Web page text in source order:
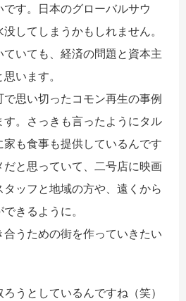
す。日本のグローバルサウ
してしまうかもしれません。
いても、経済の問題と資本主
います。
思い切ったコモン再生の事例
す。さっきも言ったようにタル
も食事も提供しているんです
と思っていて、二号店に映画
ッフと地域の方や、遠くから
きるように。
うための街を作っていきたい
うとしているんですね（笑）